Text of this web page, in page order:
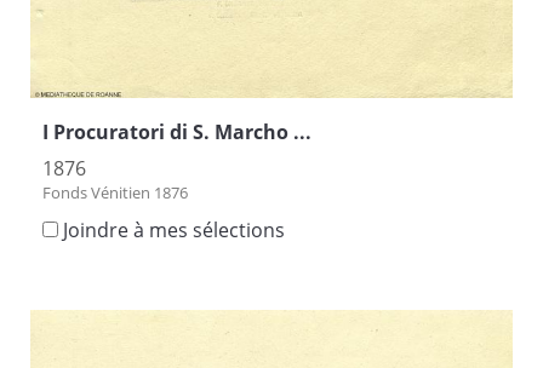
I Procuratori di S. Marcho ...
1876
Fonds Vénitien 1876
Joindre à mes sélections